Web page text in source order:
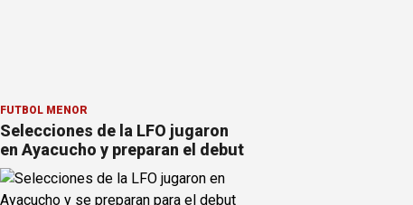
FÚTBOL MENOR
Selecciones de la LFO jugaron
en Ayacucho y preparan el debut